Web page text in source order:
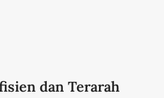
dan Terarah